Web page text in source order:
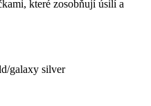
které zosobňují úsilí a
galaxy silver